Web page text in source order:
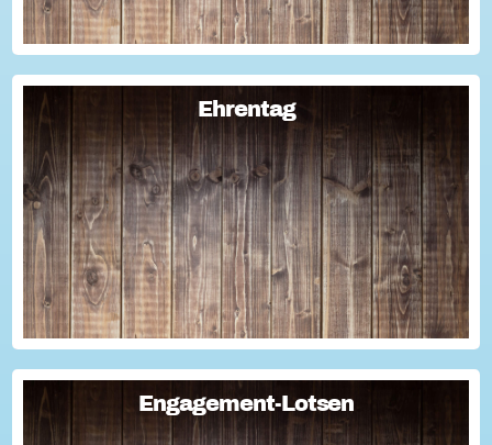
Ehrentag
Ehrentag
Macht den Ehrentag mit eurer Aktion zu eurem "hessischen
Ehrentag"...
Engagement-Lotsen
Engagement-Lotsen
Engagement-Lotsen tragen zu einer lebendigen